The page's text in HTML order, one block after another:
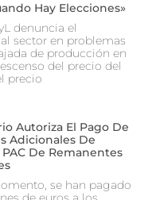
Hay Elecciones»
denuncia el
sector en problemas
de producción en
del precio del
precio
Autoriza El Pago De
Adicionales De
PAC De Remanentes
se han pagado